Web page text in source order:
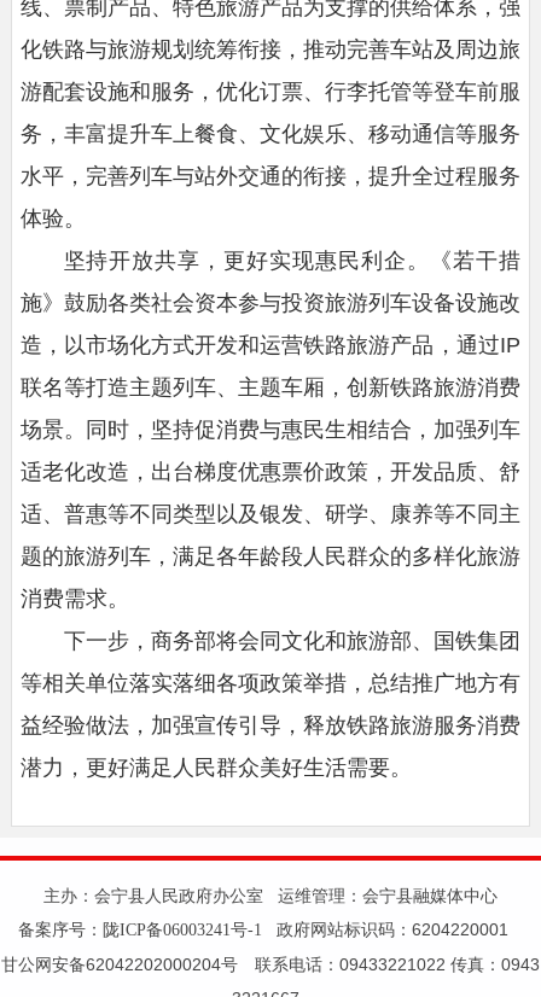
线、票制产品、特色旅游产品为支撑的供给体系，强
化铁路与旅游规划统筹衔接，推动完善车站及周边旅
游配套设施和服务，优化订票、行李托管等登车前服
务，丰富提升车上餐食、文化娱乐、移动通信等服务
水平，完善列车与站外交通的衔接，提升全过程服务
体验。
坚持开放共享，更好实现惠民利企。《若干措
施》鼓励各类社会资本参与投资旅游列车设备设施改
造，以市场化方式开发和运营铁路旅游产品，通过IP
联名等打造主题列车、主题车厢，创新铁路旅游消费
场景。同时，坚持促消费与惠民生相结合，加强列车
适老化改造，出台梯度优惠票价政策，开发品质、舒
适、普惠等不同类型以及银发、研学、康养等不同主
题的旅游列车，满足各年龄段人民群众的多样化旅游
消费需求。
下一步，商务部将会同文化和旅游部、国铁集团
等相关单位落实落细各项政策举措，总结推广地方有
益经验做法，加强宣传引导，释放铁路旅游服务消费
潜力，更好满足人民群众美好生活需要。
主办：会宁县人民政府办公室 运维管理：会宁县融媒体中心
备案序号： 陇ICP备06003241号-1
政府网站标识码：6204220001
甘公网安备62042202000204号 联系电话：09433221022 传真：0943